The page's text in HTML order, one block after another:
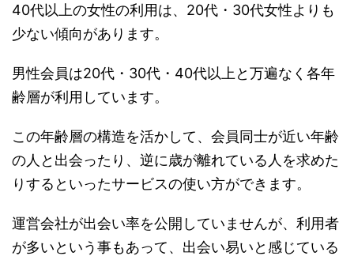
40代以上の女性の利用は、20代・30代女性よりも
少ない傾向があります。
男性会員は20代・30代・40代以上と万遍なく各年
齢層が利用しています。
この年齢層の構造を活かして、会員同士が近い年齢
の人と出会ったり、逆に歳が離れている人を求めた
りするといったサービスの使い方ができます。
運営会社が出会い率を公開していませんが、利用者
が多いという事もあって、出会い易いと感じている